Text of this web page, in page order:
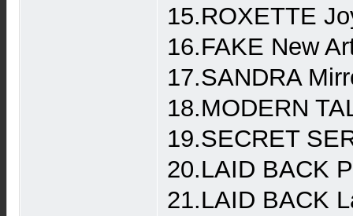
15.ROXETTE
16.FAKE New
17.SANDRA
18.MODERN
19.SECRET
20.LAID BACK
21.LAID BACK